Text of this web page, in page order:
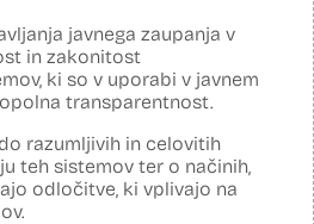
javnega zaupanja v
in zakonitost
ki so v uporabi v javnem
transparentnost.
razumljivih in celovitih
teh sistemov ter o načinih,
odločitve, ki vplivajo na